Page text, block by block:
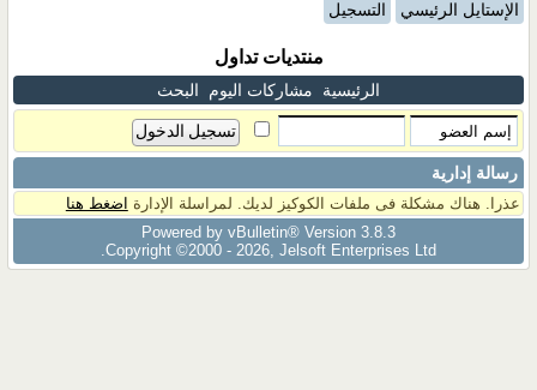
الإستايل الرئيسي التسجيل
منتديات تداول
الرئيسية مشاركات اليوم البحث
رسالة إدارية
عذرا. هناك مشكلة فى ملفات الكوكيز لديك. لمراسلة الإدارة اضغط هنا
Powered by vBulletin® Version 3.8.3
Copyright ©2000 - 2026, Jelsoft Enterprises Ltd.